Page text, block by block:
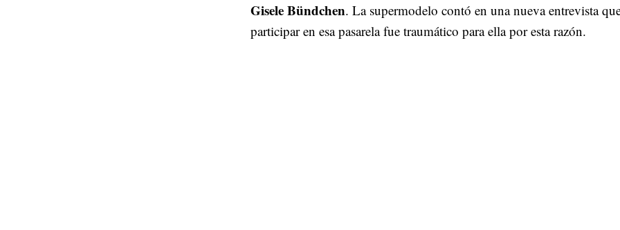
Gisele Bündchen. La supermodelo contó en una nueva entrevista
participar en esa pasarela fue traumático para ella por esta razón.